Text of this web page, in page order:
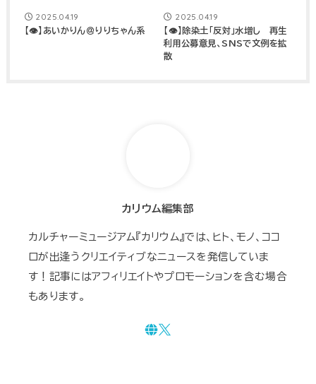
2025.04.19
【👁】あいかりん＠りりちゃん系
2025.04.19
【👁】除染土「反対」水増し 再生
利用公募意見、SNSで文例を拡
散
カリウム編集部
カルチャーミュージアム『カリウム』では、ヒト、モノ、ココ
ロが出逢うクリエイティブなニュースを発信していま
す！記事にはアフィリエイトやプロモーションを含む場合
もあります。